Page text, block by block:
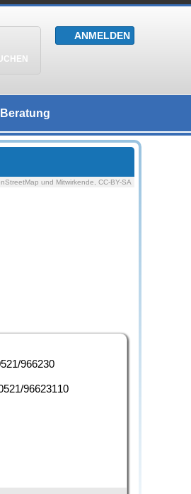
Beratung
und Mitwirkende, CC-BY-SA
966230
96623110